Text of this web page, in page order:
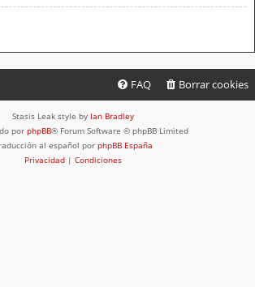
Borrar cookies
FAQ
Stasis Leak style by Ian Bradley
por phpBB® Forum Software © phpBB Limited
al español por phpBB España
Privacidad | Condiciones